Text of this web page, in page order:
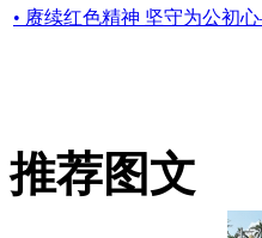
• 赓续红色精神 坚守为公初
推荐图文